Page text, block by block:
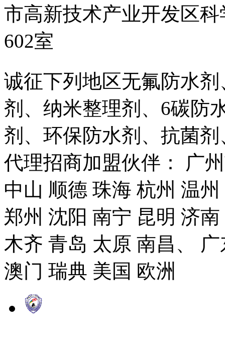
市高新技术产业开发区
602室
诚征下列地区无氟防水
剂、纳米整理剂、6碳防
剂、环保防水剂、抗菌
代理招商加盟伙伴： 广
中山 顺德 珠海 杭州 温
郑州 沈阳 南宁 昆明 济
木齐 青岛 太原 南昌、
澳门 瑞典 美国 欧洲